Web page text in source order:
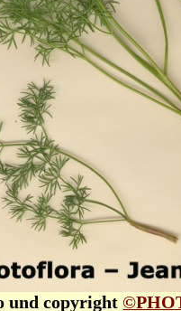
und copyright